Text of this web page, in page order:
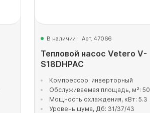
В наличии Арт. 47066
Тепловой насос Vetero V-
S18DHPAC
Компрессор: инверторный
Обслуживаемая площадь, м²: 50
Мощность охлаждения, кВт: 5.3
Уровень шума, Дб: 31/37/43